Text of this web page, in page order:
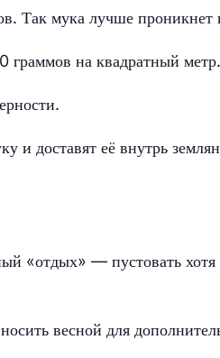
Так мука лучше проникнет
на квадратный метр.
и доставят её внутрь
«отдых» — пустовать
весной для